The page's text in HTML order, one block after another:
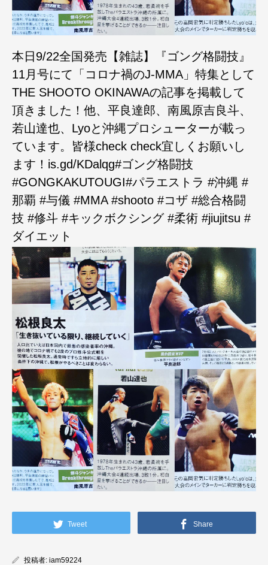
本日9/22全国発売【雑誌】『ゴング格闘技』
11月号にて「コロナ禍のJ-MMA」特集として
THE SHOOTO OKINAWAの記事を掲載して
頂きました！他、平良達郎、南風原吉良斗、
若山達也、Lyoと沖縄プロシューターが載っ
ています。皆様check check宜しくお願いし
ます！is.gd/KDalqg#ゴング格闘技
#GONGKAKUTOUGI#パラエストラ #沖縄 #
那覇 #与儀 #MMA #shooto #コザ #総合格闘
技 #修斗 #キックボクシング #柔術 #jiujitsu #
ダイエット
Tweet Share
投稿者: iam59224